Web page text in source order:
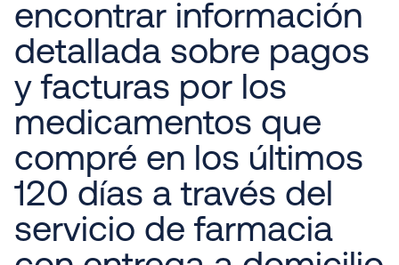
encontrar información
detallada sobre pagos
y facturas por los
medicamentos que
compré en los últimos
120 días a través del
servicio de farmacia